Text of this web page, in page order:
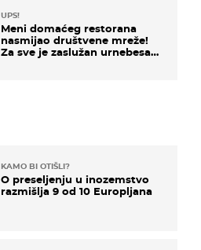
UPS!
Meni domaćeg restorana
nasmijao društvene mreže!
Za sve je zaslužan urnebesan
KAMO BI OTIŠLI?
O preseljenju u inozemstvo
razmišlja 9 od 10 Europljana